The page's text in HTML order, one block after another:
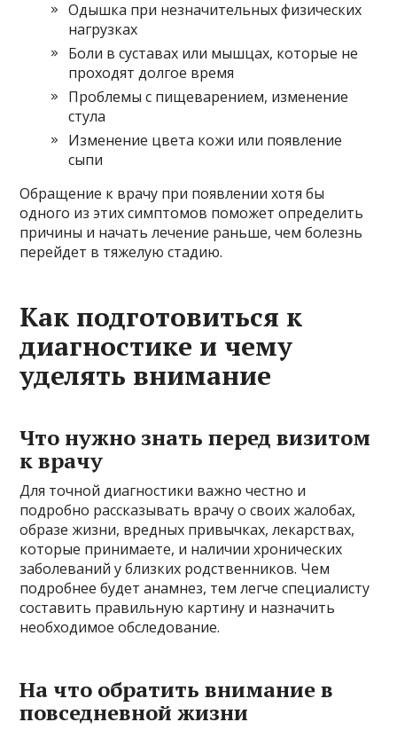
Одышка при незначительных физических
нагрузках
Боли в суставах или мышцах, которые не
проходят долгое время
Проблемы с пищеварением, изменение
стула
Изменение цвета кожи или появление
сыпи
Обращение к врачу при появлении хотя бы
одного из этих симптомов поможет определить
причины и начать лечение раньше, чем болезнь
перейдет в тяжелую стадию.
Как подготовиться к
диагностике и чему
уделять внимание
Что нужно знать перед визитом
к врачу
Для точной диагностики важно честно и
подробно рассказывать врачу о своих жалобах,
образе жизни, вредных привычках, лекарствах,
которые принимаете, и наличии хронических
заболеваний у близких родственников. Чем
подробнее будет анамнез, тем легче специалисту
составить правильную картину и назначить
необходимое обследование.
На что обратить внимание в
повседневной жизни